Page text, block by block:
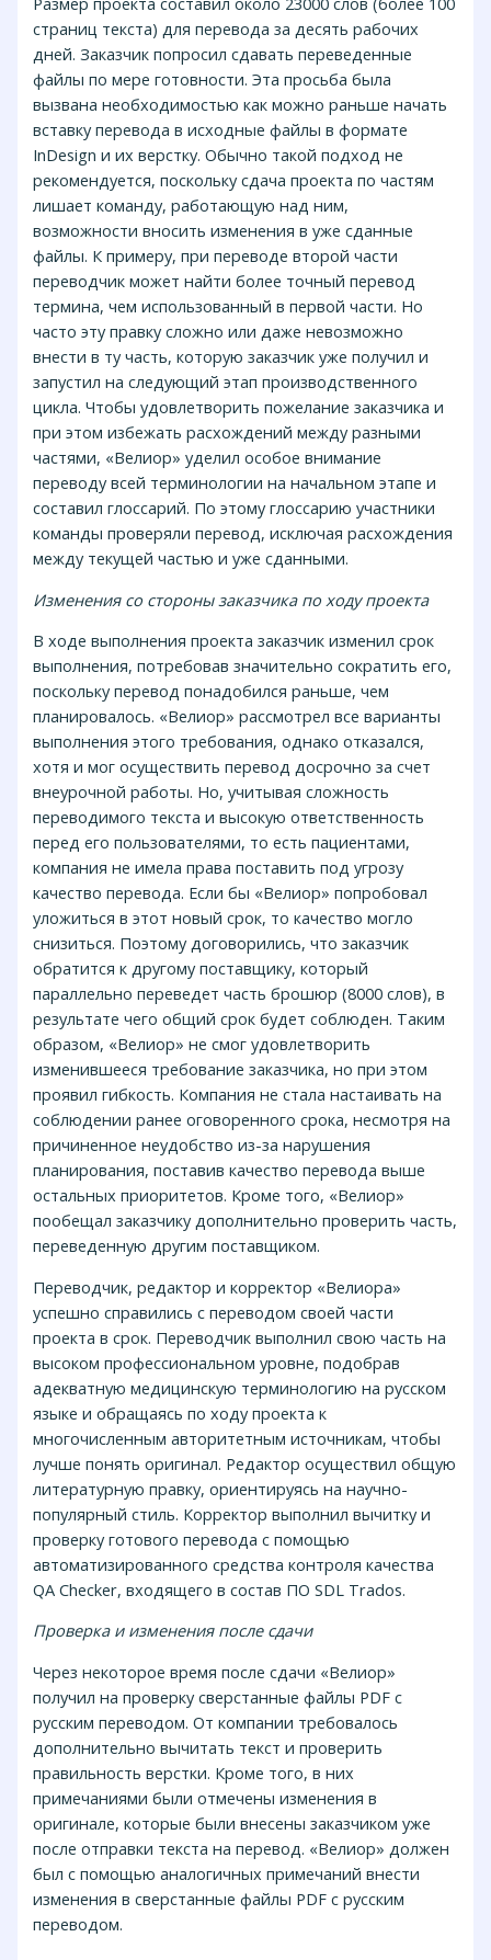
страниц текста) для перевода за десять рабочих
дней. Заказчик попросил сдавать переведенные
файлы по мере готовности. Эта просьба была
вызвана необходимостью как можно раньше начать
вставку перевода в исходные файлы в формате
InDesign и их верстку. Обычно такой подход не
рекомендуется, поскольку сдача проекта по частям
лишает команду, работающую над ним,
возможности вносить изменения в уже сданные
файлы. К примеру, при переводе второй части
переводчик может найти более точный перевод
термина, чем использованный в первой части. Но
часто эту правку сложно или даже невозможно
внести в ту часть, которую заказчик уже получил и
запустил на следующий этап производственного
цикла. Чтобы удовлетворить пожелание заказчика и
при этом избежать расхождений между разными
частями, «Велиор» уделил особое внимание
переводу всей терминологии на начальном этапе и
составил глоссарий. По этому глоссарию участники
команды проверяли перевод, исключая расхождения
между текущей частью и уже сданными.
Изменения со стороны заказчика по ходу проекта
В ходе выполнения проекта заказчик изменил срок
выполнения, потребовав значительно сократить его,
поскольку перевод понадобился раньше, чем
планировалось. «Велиор» рассмотрел все варианты
выполнения этого требования, однако отказался,
хотя и мог осуществить перевод досрочно за счет
внеурочной работы. Но, учитывая сложность
переводимого текста и высокую ответственность
перед его пользователями, то есть пациентами,
компания не имела права поставить под угрозу
качество перевода. Если бы «Велиор» попробовал
уложиться в этот новый срок, то качество могло
снизиться. Поэтому договорились, что заказчик
обратится к другому поставщику, который
параллельно переведет часть брошюр (8000 слов), в
результате чего общий срок будет соблюден. Таким
образом, «Велиор» не смог удовлетворить
изменившееся требование заказчика, но при этом
проявил гибкость. Компания не стала настаивать на
соблюдении ранее оговоренного срока, несмотря на
причиненное неудобство из-за нарушения
планирования, поставив качество перевода выше
остальных приоритетов. Кроме того, «Велиор»
пообещал заказчику дополнительно проверить часть,
переведенную другим поставщиком.
Переводчик, редактор и корректор «Велиора»
успешно справились с переводом своей части
проекта в срок. Переводчик выполнил свою часть на
высоком профессиональном уровне, подобрав
адекватную медицинскую терминологию на русском
языке и обращаясь по ходу проекта к
многочисленным авторитетным источникам, чтобы
лучше понять оригинал. Редактор осуществил общую
литературную правку, ориентируясь на научно-
популярный стиль. Корректор выполнил вычитку и
проверку готового перевода с помощью
автоматизированного средства контроля качества
QA Checker, входящего в состав ПО SDL Trados.
Проверка и изменения после сдачи
Через некоторое время после сдачи «Велиор»
получил на проверку сверстанные файлы PDF с
русским переводом. От компании требовалось
дополнительно вычитать текст и проверить
правильность верстки. Кроме того, в них
примечаниями были отмечены изменения в
оригинале, которые были внесены заказчиком уже
после отправки текста на перевод. «Велиор» должен
был с помощью аналогичных примечаний внести
изменения в сверстанные файлы PDF с русским
переводом.